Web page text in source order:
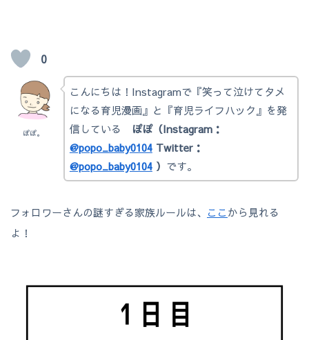
0
ぽぽ。
こんにちは！Instagramで『笑って泣けてタメ
になる育児漫画』と『育児ライフハック』を発
信している
ぽぽ（Instagram：
@popo_baby0104Twitter：
@popo_baby0104） です。
フォロワーさんの謎すぎる家族ルールは、 ここから見れる
よ！